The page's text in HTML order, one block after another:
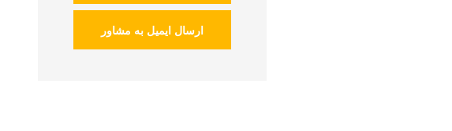
ارسال ایمیل به مشاور